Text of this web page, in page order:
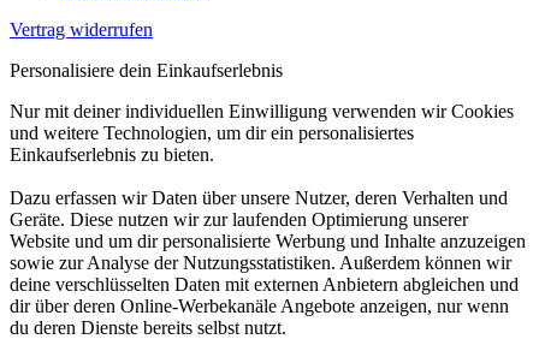
Vertrag widerrufen
Personalisiere dein Einkaufserlebnis
Nur mit deiner individuellen Einwilligung verwenden wir Cookies
und weitere Technologien, um dir ein personalisiertes
Einkaufserlebnis zu bieten.
Dazu erfassen wir Daten über unsere Nutzer, deren Verhalten und
Geräte. Diese nutzen wir zur laufenden Optimierung unserer
Website und um dir personalisierte Werbung und Inhalte anzuzeigen
sowie zur Analyse der Nutzungsstatistiken. Außerdem können wir
deine verschlüsselten Daten mit externen Anbietern abgleichen und
dir über deren Online-Werbekanäle Angebote anzeigen, nur wenn
du deren Dienste bereits selbst nutzt.